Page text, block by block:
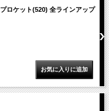
ロケット(520) 全ラインアップ